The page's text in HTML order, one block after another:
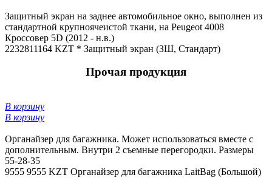
Защитный экран на заднее автомобильное окно, выполнен из
стандартной крупноячеистой ткани, на Peugeot 4008
Кроссовер 5D (2012 - н.в.)
2232811164 KZT * Защитный экран (ЗШ, Стандарт)
Прочая продукция
В корзину
В корзину
Органайзер для багажника. Может использоваться вместе с
дополнительным. Внутри 2 съемные перегородки. Размеры
55-28-35
9555 9555 KZT Органайзер для багажника LaitBag (Большой)